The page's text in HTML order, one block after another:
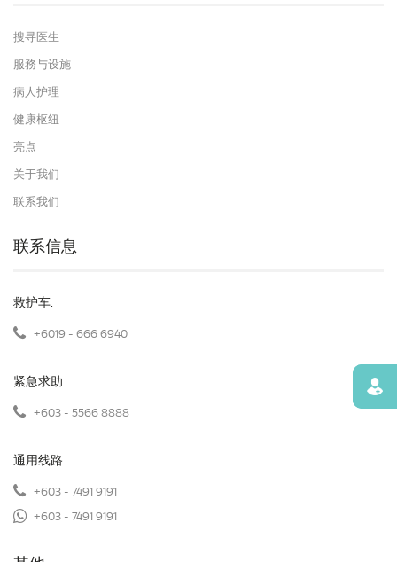
搜寻医生
服務与设施
病人护理
健康枢纽
亮点
关于我们
联系我们
联系信息
救护车:
+6019 - 666 6940
紧急求助
+603 - 5566 8888
通用线路
+603 - 7491 9191
+603 - 7491 9191
寻找